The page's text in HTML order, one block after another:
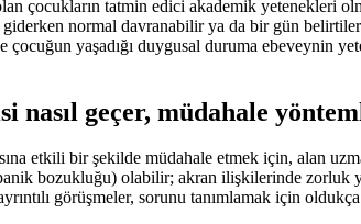
çocukların tatmin edici akademik yetenekleri
normal davranabilir ya da bir gün
çocuğun yaşadığı duygusal duruma ebeveynin
nasıl geçer, müdahale
etkili bir şekilde müdahale etmek için, alan
bozukluğu) olabilir; akran ilişkilerinde zorluk
görüşmeler, sorunu tanımlamak için oldukça